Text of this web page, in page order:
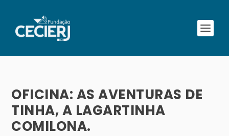
OFICINA: AS AVENTURAS DE
TINHA, A LAGARTINHA
COMILONA.